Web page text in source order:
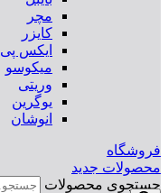
مچر
کایزر
ایکس پی
میکوسو
وریتی
یوگرین
انوشان
فروشگاه
محصولات جدید
جستجوی محصولات